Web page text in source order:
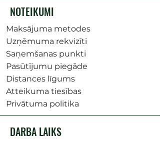
NOTEIKUMI
Maksājuma metodes
Uzņēmuma rekvizīti
Saņemšanas punkti
Pasūtījumu piegāde
Distances līgums
Atteikuma tiesības
Privātuma politika
DARBA LAIKS